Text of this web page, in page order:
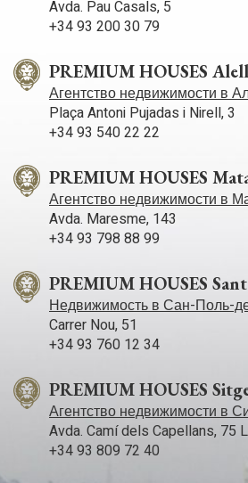
особую ночную атмосферу, есть
перед бассейном и зона барбекю -
течение всего года. Большой
возможностью увеличения его вдвое,
владельцы предлагают купить и
получения в итоге самого большого
регионе.
Avda. Pau Casals, 5
+34 93 200 30 79
PREMIUM HOUSES
Агентство недвижимости в
Plaça Antoni Pujadas i Nirell, 3
+34 93 540 22 22
PREMIUM HOUSES
Агентство недвижимости в
Avda. Maresme, 143
+34 93 798 88 99
PREMIUM HOUSES
Недвижимость в Сан-Поль-
Carrer Nou, 51
+34 93 760 12 34
PREMIUM HOUSES
Агентство недвижимости в
Avda. Camí­ dels Capellans, 75
+34 93 809 72 40